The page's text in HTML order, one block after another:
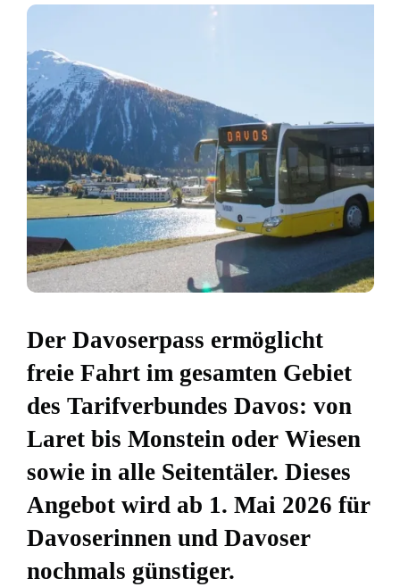
Der Davoserpass ermöglicht
freie Fahrt im gesamten Gebiet
des Tarifverbundes Davos: von
Laret bis Monstein oder Wiesen
sowie in alle Seitentäler. Dieses
Angebot wird ab 1. Mai 2026 für
Davoserinnen und Davoser
nochmals günstiger.